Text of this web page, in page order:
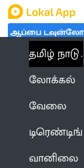
ஆப்பை
தமிழ் நாடு
லோக்கல்
வேலை
டிரெண்டிங்
வானிலை